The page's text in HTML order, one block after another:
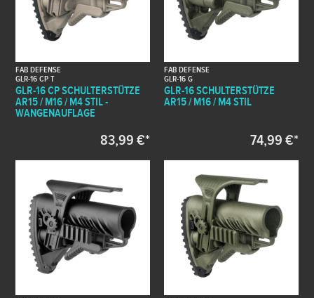
FAB DEFENSE
GLR-16 CP T
GLR-16 CP SCHULTERSTÜTZE
AR15 / M16 / M4 STIL -
WANGENAUFLAGE
83,99 €*
FAB DEFENSE
GLR-16 G
GLR-16 SCHULTERSTÜTZE
AR15 / M16 / M4 STIL
74,99 €*